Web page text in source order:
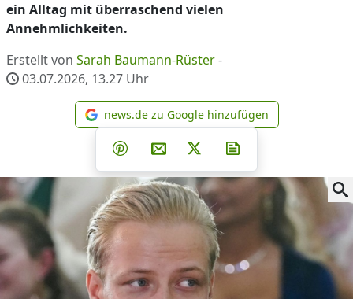
ein Alltag mit überraschend vielen
Annehmlichkeiten.
Erstellt von Sarah Baumann-Rüster-
03.07.2026, 13.27 Uhr
news.de zu Google
news.de zu Google hinzufügen
Teilen auf Facebook
Teilen auf Whatsapp
Teilen auf Telegram
Teilen auf Pinterest
Per E-Mail teilen
Post auf X